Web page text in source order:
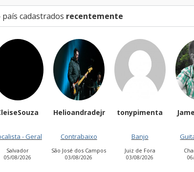
cadastrados recentemente
Helioandradejr
Contrabaixo
São José dos Campos
03/08/2026
tonypimenta
Banjo
Juiz de Fora
03/08/2026
James Laverc
Guitarra base
Charqueadas
06/08/2026